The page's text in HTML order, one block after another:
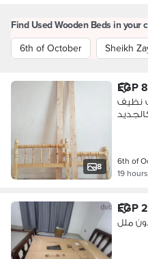
Find Used Wooden Beds in your
6th of October
Sheikh
8
EGP
نظيف
6th of
19
EGP